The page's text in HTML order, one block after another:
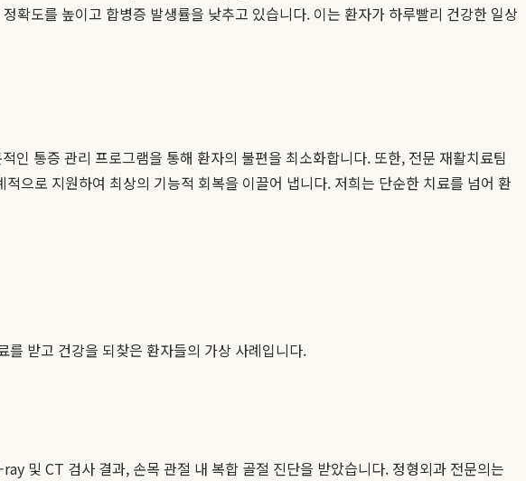
확도를 높이고 합병증 발생률을 낮추고 있습니다. 이는 환자가 하루빨리 건강한 일상
인 통증 관리 프로그램을 통해 환자의 불편을 최소화합니다. 또한, 전문 재활치료팀
으로 지원하여 최상의 기능적 회복을 이끌어 냅니다. 저희는 단순한 치료를 넘어 환
받고 건강을 되찾은 환자들의 가상 사례입니다.
및 CT 검사 결과, 손목 관절 내 복합 골절 진단을 받았습니다. 정형외과 전문의는